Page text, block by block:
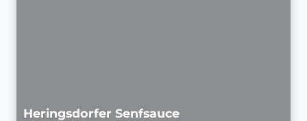
Heringsdorfer Senfsauce